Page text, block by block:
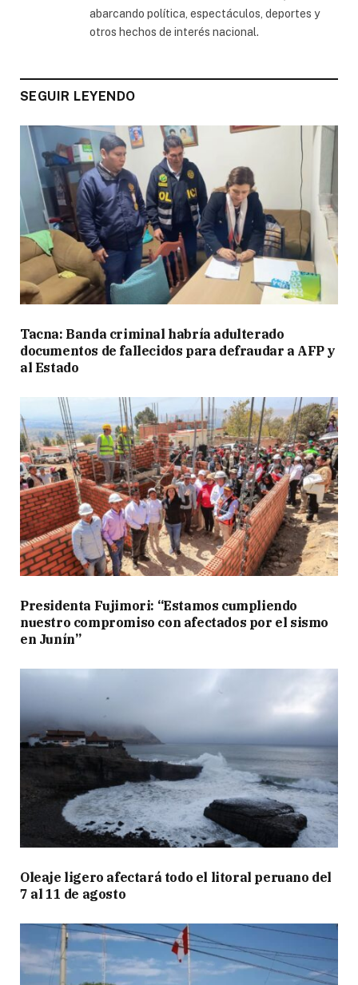
abarcando política, espectáculos, deportes y
otros hechos de interés nacional.
SEGUIR LEYENDO
Tacna: Banda criminal habría adulterado
documentos de fallecidos para defraudar a AFP y
al Estado
Presidenta Fujimori: “Estamos cumpliendo
nuestro compromiso con afectados por el sismo
en Junín”
Oleaje ligero afectará todo el litoral peruano del
7 al 11 de agosto